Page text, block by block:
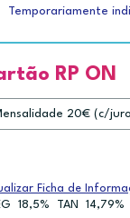
Temporariamente
RP ON
Ficha de
18,5% TAN 14,79%